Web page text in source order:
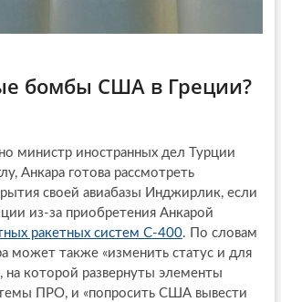
бомбы США в Греции?
министр иностранных дел Турции
Анкара готова рассмотреть
своей авиабазы Инджирлик, если
из-за приобретения Анкарой
ракетных систем С-400. По словам
может также «изменить статус и для
которой развернуты элементы
ПРО, и «попросить США вывести